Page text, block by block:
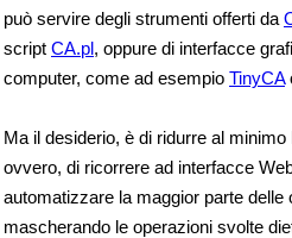
può servire degli strumenti offerti da
script CA.pl, oppure di interfacce
computer, come ad esempio TinyCA
Ma il desiderio, è di ridurre al
ovvero, di ricorrere ad interfacce
automatizzare la maggior parte delle
mascherando le operazioni svolte